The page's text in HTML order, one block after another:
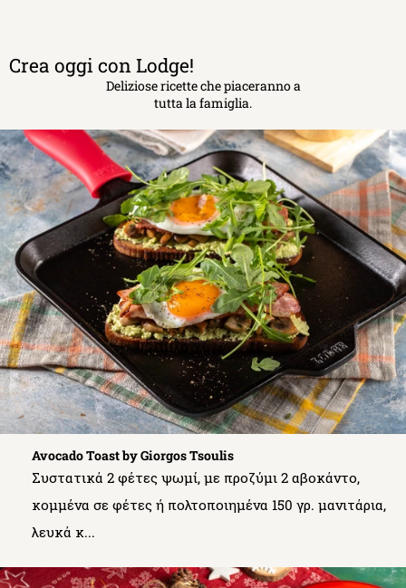
Crea oggi con Lodge!
Deliziose ricette che piaceranno a
tutta la famiglia.
Avocado Toast by Giorgos Tsoulis
Συστατικά 2 φέτες ψωμί, με προζύμι 2 αβοκάντο,
κομμένα σε φέτες ή πολτοποιημένα 150 γρ. μανιτάρια,
λευκά κ...